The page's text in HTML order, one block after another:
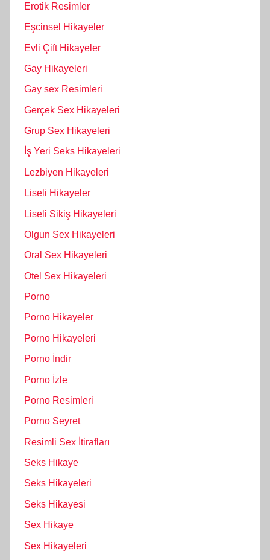
Erotik Resimler
Eşcinsel Hikayeler
Evli Çift Hikayeler
Gay Hikayeleri
Gay sex Resimleri
Gerçek Sex Hikayeleri
Grup Sex Hikayeleri
İş Yeri Seks Hikayeleri
Lezbiyen Hikayeleri
Liseli Hikayeler
Liseli Sikiş Hikayeleri
Olgun Sex Hikayeleri
Oral Sex Hikayeleri
Otel Sex Hikayeleri
Porno
Porno Hikayeler
Porno Hikayeleri
Porno İndir
Porno İzle
Porno Resimleri
Porno Seyret
Resimli Sex İtirafları
Seks Hikaye
Seks Hikayeleri
Seks Hikayesi
Sex Hikaye
Sex Hikayeleri